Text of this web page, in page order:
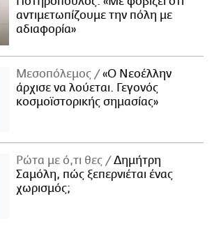
αντιμετωπίζουμε την πόλη με
αδιαφορία»
Μεσοπόλεμος
«Ο Νεοέλλην
άρχισε να λούεται. Γεγονός
κοσμοϊστορικής σημασίας»
Ρώτα με ό,τι θες
Δημήτρη
Σαμόλη, πώς ξεπερνιέται ένας
χωρισμός;